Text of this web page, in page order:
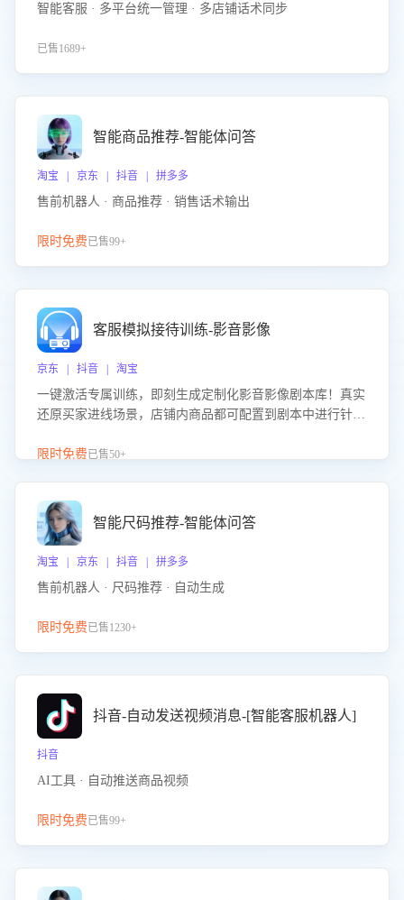
智能客服 · 多平台统一管理 · 多店铺话术同步
已售1689+
智能商品推荐-智能体问答
淘宝 | 京东 | 抖音 | 拼多多
售前机器人 · 商品推荐 · 销售话术输出
限时免费已售99+
客服模拟接待训练-影音影像
京东 | 抖音 | 淘宝
一键激活专属训练，即刻生成定制化影音影像剧本库！真实
还原买家进线场景，店铺内商品都可配置到剧本中进行针对
击 “立即开通”，快速获取影音影像类目剧本，一键开启客服
限时免费已售50+
智能尺码推荐-智能体问答
淘宝 | 京东 | 抖音 | 拼多多
售前机器人 · 尺码推荐 · 自动生成
限时免费已售1230+
抖音-自动发送视频消息-[智能客服机器人]
抖音
AI工具 · 自动推送商品视频
限时免费已售99+